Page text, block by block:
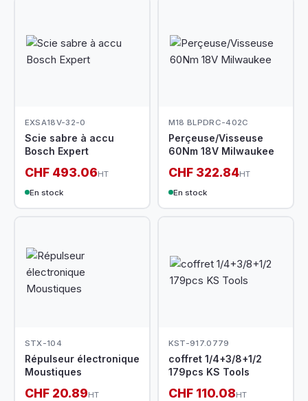
EXSA18V-32-0
Scie sabre à accu
Bosch Expert
CHF 493.06HT
En stock
M18 BLPDRC-402C
Perçeuse/Visseuse
60Nm 18V Milwaukee
CHF 322.84HT
En stock
STX-104
Répulseur électronique
Moustiques
CHF 20.89HT
KST-917.0779
coffret 1/4+3/8+1/2
179pcs KS Tools
CHF 110.08HT